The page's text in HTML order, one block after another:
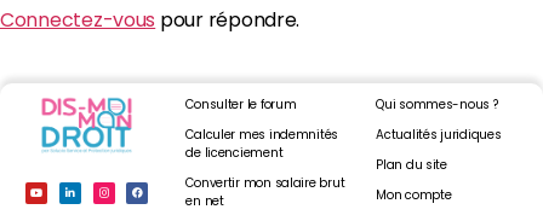
Connectez-vous pour répondre.
Consulter le forum
Calculer mes indemnités
de licenciement
Convertir mon salaire brut
en net
Qui sommes-nous ?
Actualités juridiques
Plan du site
Mon compte